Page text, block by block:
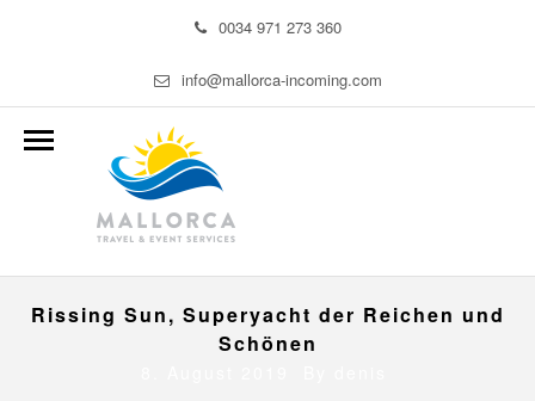
0034 971 273 360
info@mallorca-incoming.com
Rissing Sun, Superyacht der Reichen und
Schönen